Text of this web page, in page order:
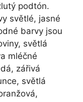
podtón.
světlé, jasné
barvy jsou
světlá
mléčné
zářivá
světlá